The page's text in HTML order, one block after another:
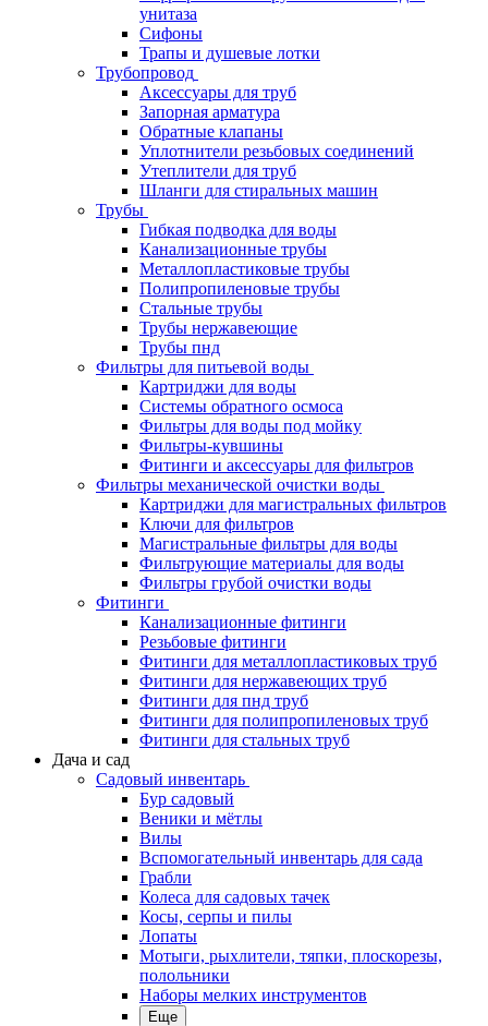
унитаза
Сифоны
Трапы и душевые лотки
Трубопровод
Аксессуары для труб
Запорная арматура
Обратные клапаны
Уплотнители резьбовых соединений
Утеплители для труб
Шланги для стиральных машин
Трубы
Гибкая подводка для воды
Канализационные трубы
Металлопластиковые трубы
Полипропиленовые трубы
Стальные трубы
Трубы нержавеющие
Трубы пнд
Фильтры для питьевой воды
Картриджи для воды
Системы обратного осмоса
Фильтры для воды под мойку
Фильтры-кувшины
Фитинги и аксессуары для фильтров
Фильтры механической очистки воды
Картриджи для магистральных фильтров
Ключи для фильтров
Магистральные фильтры для воды
Фильтрующие материалы для воды
Фильтры грубой очистки воды
Фитинги
Канализационные фитинги
Резьбовые фитинги
Фитинги для металлопластиковых труб
Фитинги для нержавеющих труб
Фитинги для пнд труб
Фитинги для полипропиленовых труб
Фитинги для стальных труб
Дача и сад
Садовый инвентарь
Бур садовый
Веники и мётлы
Вилы
Вспомогательный инвентарь для сада
Грабли
Колеса для садовых тачек
Косы, серпы и пилы
Лопаты
Мотыги, рыхлители, тяпки, плоскорезы,
полольники
Наборы мелких инструментов
Еще